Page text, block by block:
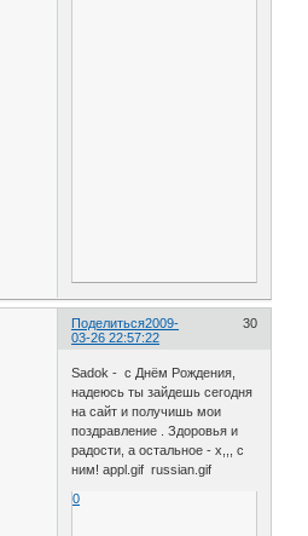
Поделиться 30
2009-
03-26 22:57:22
Sadok - с Днём Рождения,
надеюсь ты зайдешь сегодня
на сайт и получишь мои
поздравление . Здоровья и
радости, а остальное - х,,, с
ним! appl.gif russian.gif
0